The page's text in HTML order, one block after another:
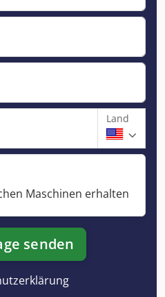
Land
Maschinen erhalten
senden